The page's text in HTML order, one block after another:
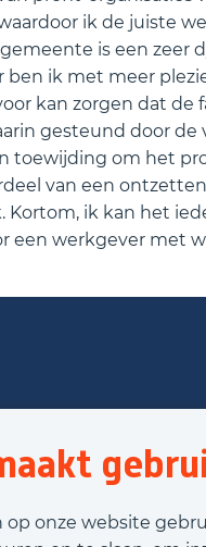
onze website
ik de juiste
is een zeer
ben ik met meer
kan zorgen dat
gesteund door
toewijding om het
van een
Kortom, ik kan het
een werkgever met